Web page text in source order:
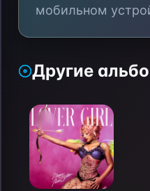
мобильном
Другие